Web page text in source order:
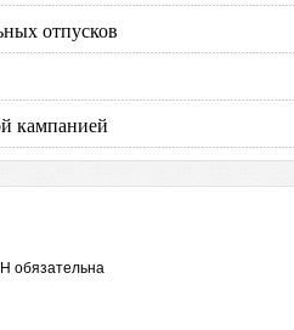
отпусков
кампанией
обязательна